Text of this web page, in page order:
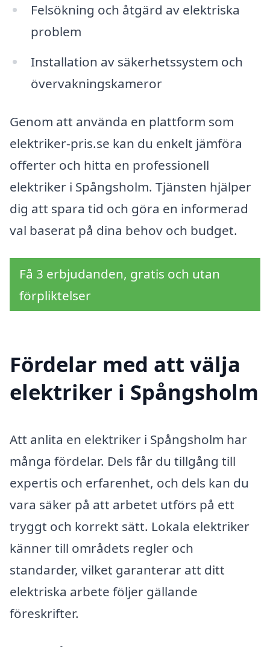
Felsökning och åtgärd av elektriska
problem
Installation av säkerhetssystem och
övervakningskameror
Genom att använda en plattform som
elektriker-pris.se kan du enkelt jämföra
offerter och hitta en professionell
elektriker i Spångsholm. Tjänsten hjälper
dig att spara tid och göra en informerad
val baserat på dina behov och budget.
Få 3 erbjudanden, gratis och utan
förpliktelser
Fördelar med att välja
elektriker i Spångsholm
Att anlita en elektriker i Spångsholm har
många fördelar. Dels får du tillgång till
expertis och erfarenhet, och dels kan du
vara säker på att arbetet utförs på ett
tryggt och korrekt sätt. Lokala elektriker
känner till områdets regler och
standarder, vilket garanterar att ditt
elektriska arbete följer gällande
föreskrifter.